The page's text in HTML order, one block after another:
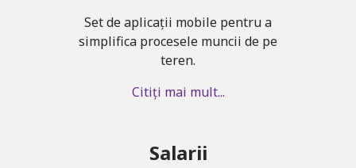
Set de aplicații mobile pentru a
simplifica procesele muncii de pe
teren.
Citiți mai mult...
Salarii